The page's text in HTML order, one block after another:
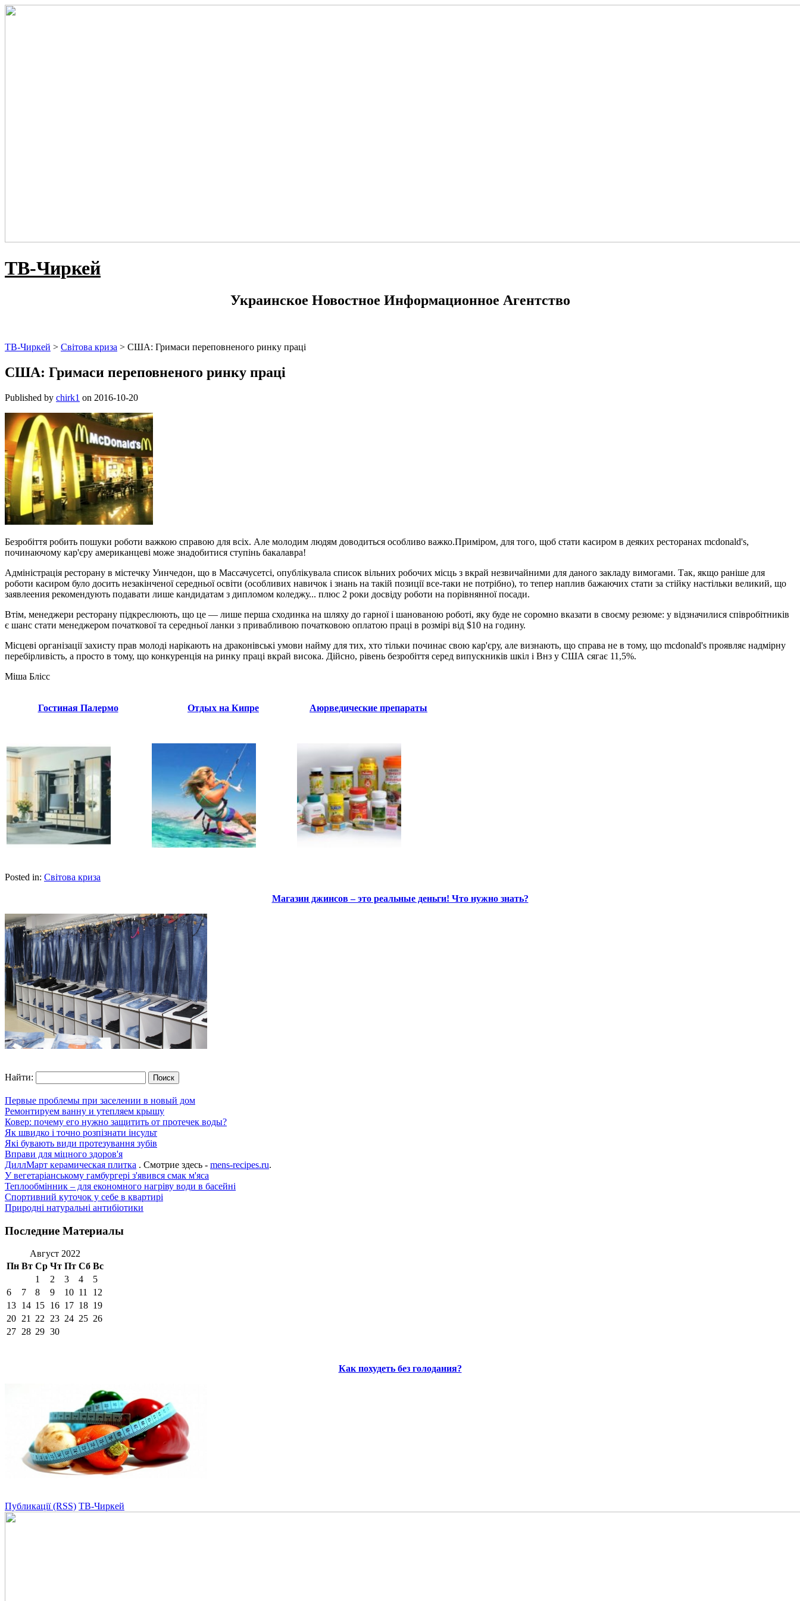
ТВ-Чиркей
Украинское Новостное Информационное Агентство
ТВ-Чиркей > Світова криза > США: Гримаси переповненого ринку праці
США: Гримаси переповненого ринку праці
Published by chirk1 on 2016-10-20
Безробіття робить пошуки роботи важкою справою для всіх. Але молодим людям доводиться особливо важко.Приміром, для того, щоб стати касиром в деяких ресторанах mcdonald's,
починаючому кар'єру американцеві може знадобитися ступінь бакалавра!
Адміністрація ресторану в містечку Уинчедон, що в Массачусетсі, опублікувала список вільних робочих місць з вкрай незвичайними для даного закладу вимогами. Так, якщо раніше для
роботи касиром було досить незакінченої середньої освіти (особливих навичок і знань на такій позиції все-таки не потрібно), то тепер наплив бажаючих стати за стійку настільки великий, що
заявлеения рекомендують подавати лише кандидатам з дипломом коледжу... плюс 2 роки досвіду роботи на порівнянної посади.
Втім, менеджери ресторану підкреслюють, що це — лише перша сходинка на шляху до гарної і шанованою роботі, яку буде не соромно вказати в своєму резюме: у відзначилися співробітників
є шанс стати менеджером початкової та середньої ланки з привабливою початковою оплатою праці в розмірі від $10 на годину.
Місцеві організації захисту прав молоді нарікають на драконівські умови найму для тих, хто тільки починає свою кар'єру, але визнають, що справа не в тому, що mcdonald's проявляє надмірну
перебірливість, а просто в тому, що конкуренція на ринку праці вкрай висока. Дійсно, рівень безробіття серед випускників шкіл і Внз у США сягає 11,5%.
Міша Блісс
Гостиная Палермо Отдых на Кипре Аюрведические препараты
Posted in: Світова криза
Магазин джинсов – это реальные деньги! Что нужно знать?
Найти:
Первые проблемы при заселении в новый дом
Ремонтируем ванну и утепляем крышу
Ковер: почему его нужно защитить от протечек воды?
Як швидко і точно розпізнати інсульт
Які бувають види протезування зубів
Вправи для міцного здоров'я
ДиллМарт керамическая плитка . Смотрие здесь - mens-recipes.ru.
У вегетаріанському гамбургері з'явився смак м'яса
Теплообмінник – для економного нагріву води в басейні
Спортивний куточок у себе в квартирі
Природні натуральні антибіотики
Последние Материалы
Август 2022
Пн Вт Ср Чт Пт Сб Вс
1
2 3 4
5
6
7 8 9 10 11
12
13 14 15 16 17 18 19
20 21 22 23 24 25 26
27 28 29 30
Как похудеть без голодания?
Публикації (RSS) ТВ-Чиркей